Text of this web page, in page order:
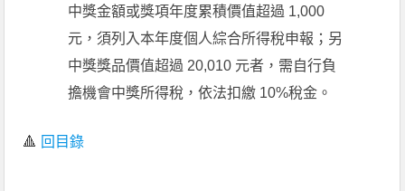
中獎金額或獎項年度累積價值超過 1,000
元，須列入本年度個人綜合所得稅申報；另
中獎獎品價值超過 20,010 元者，需自行負
擔機會中獎所得稅，依法扣繳 10%稅金。
🔺 回目錄